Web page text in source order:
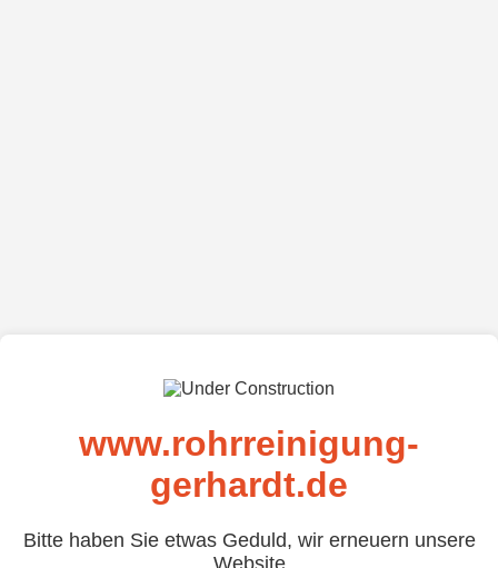
www.rohrreinigung-
gerhardt.de
Bitte haben Sie etwas Geduld, wir erneuern unsere
Website